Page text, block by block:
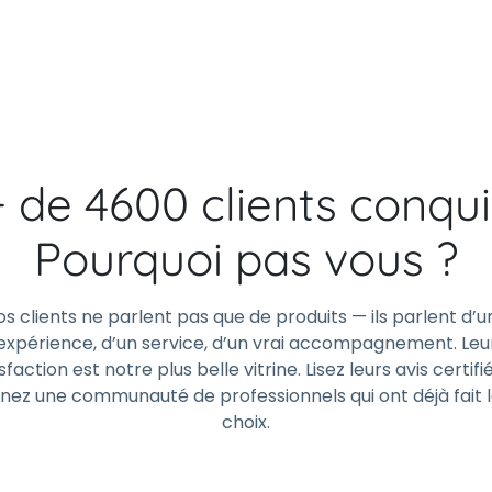
de 4600 clients
Pourquoi pas vous ?
clients ne parlent pas que de produits — ils parlent
d’un service, d’un vrai accompagnement.
est notre plus belle vitrine. Lisez leurs avis
une communauté de professionnels qui ont déjà fait
choix.